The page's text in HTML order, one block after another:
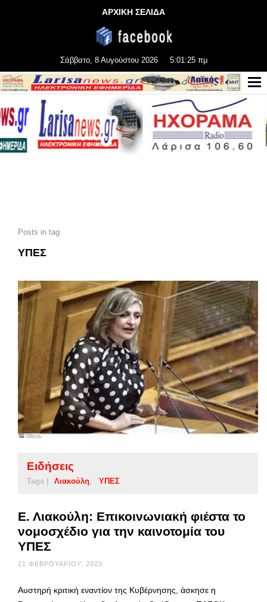
ΑΡΧΙΚΗ ΣΕΛΙΔΑ
Σάββατο, 8 Αυγούστου 2026 5:01:27 πμ
Posts in tag
ΥΠΕΣ
Ειδήσεις
Tags | Λιακούλη ΥΠΕΣ
Ε. Λιακούλη: Επικοινωνιακή φιέστα το
νομοσχέδιο για την καινοτομία του
ΥΠΕΣ
21 ΦΕΒΡΟΥΑΡΊΟΥ, 2023
Αυστηρή κριτική εναντίον της Κυβέρνησης, άσκησε η